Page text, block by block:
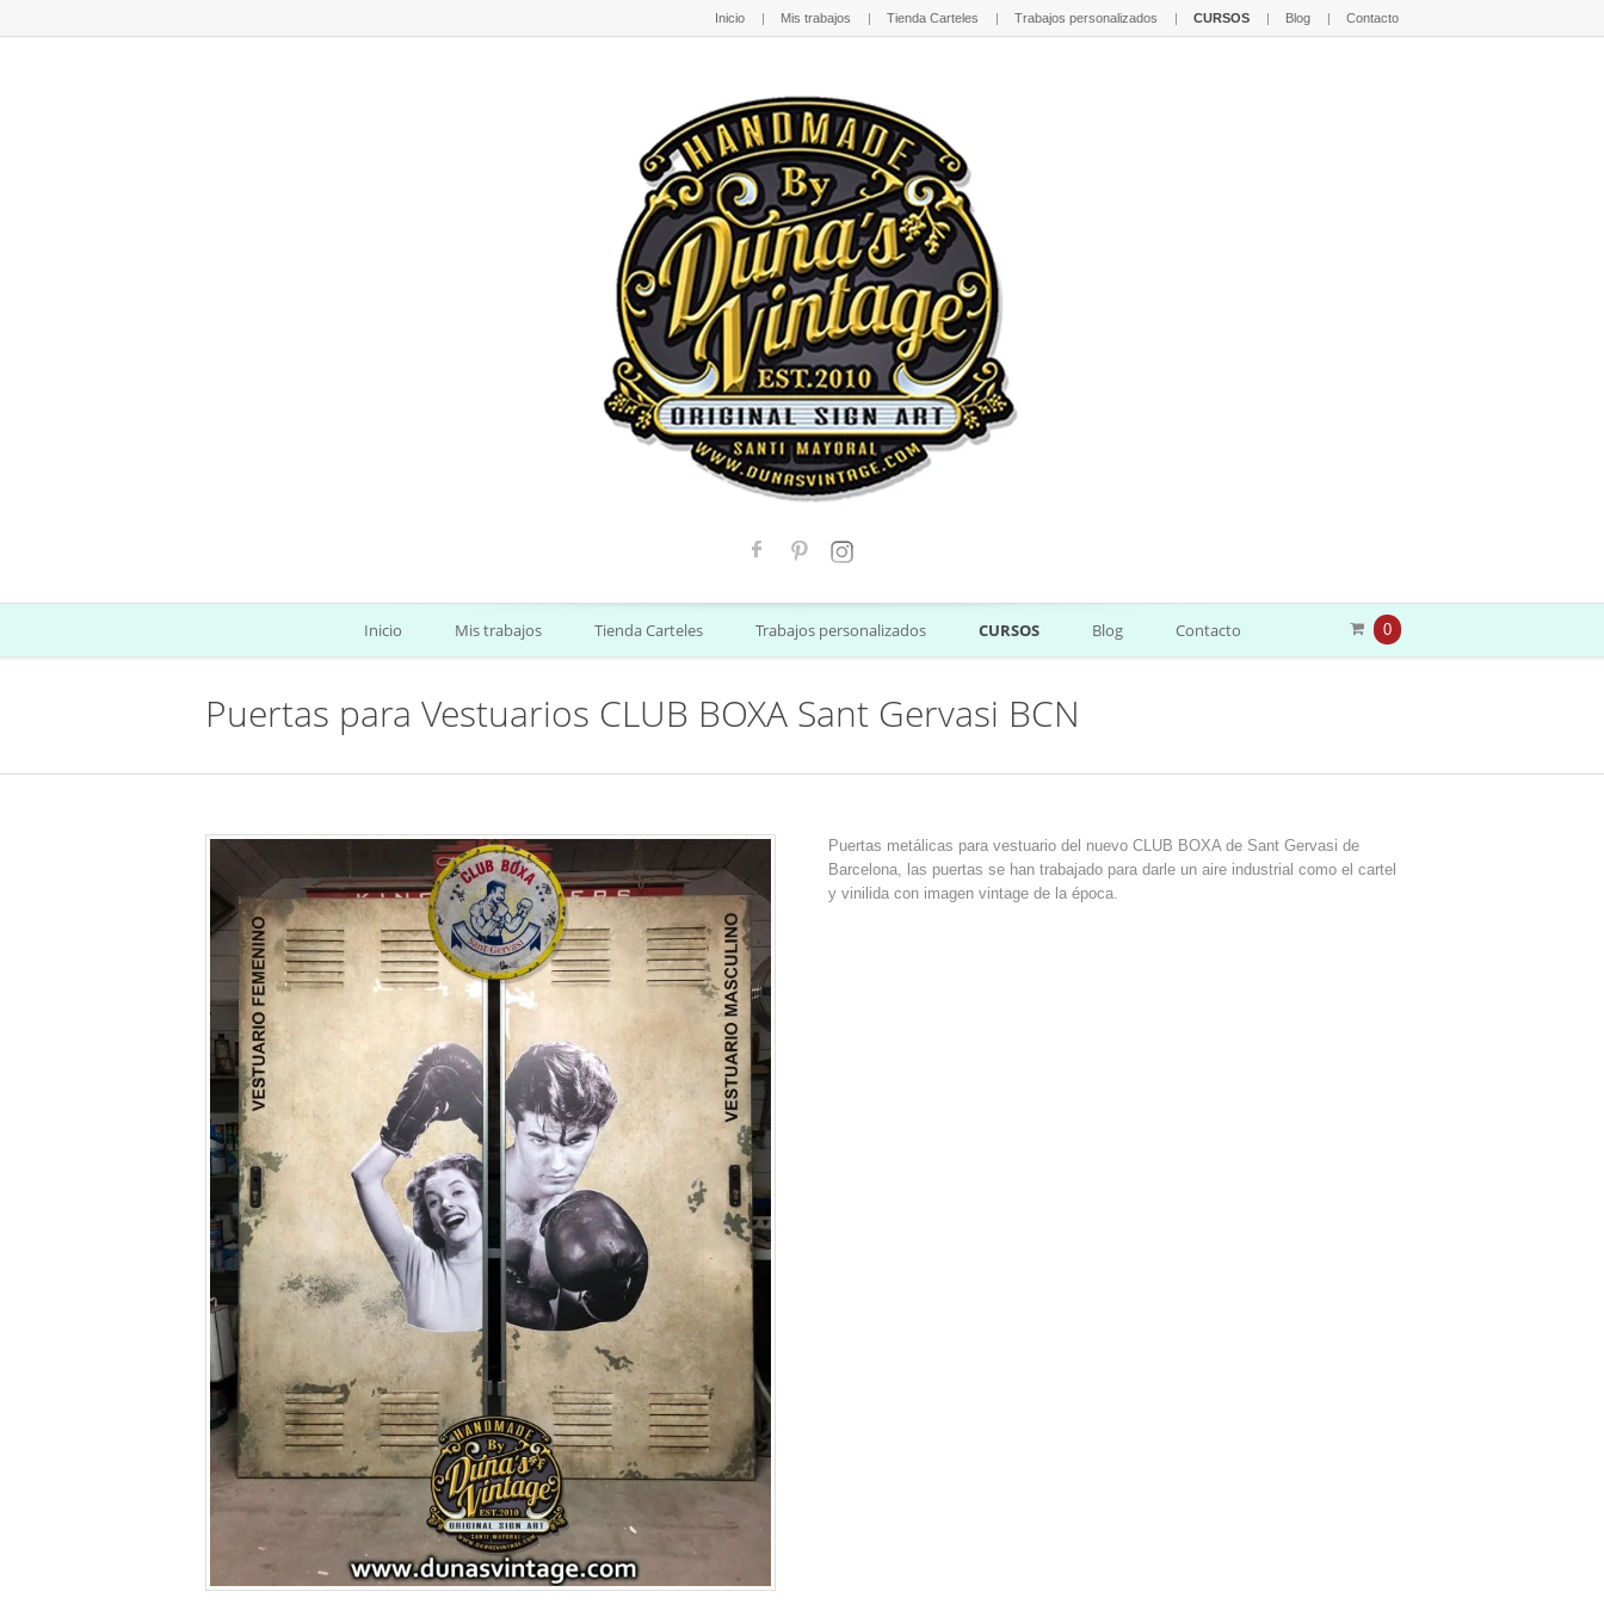
Inicio Mis trabajos Tienda Carteles Trabajos personalizados CURSOS Blog Contacto
0
Inicio Mis trabajos Tienda Carteles Trabajos personalizados CURSOS Blog Contacto
Puertas para Vestuarios CLUB BOXA Sant Gervasi BCN
Puertas metálicas para vestuario del nuevo CLUB BOXA de Sant Gervasi de
Barcelona, las puertas se han trabajado para darle un aire industrial como el cartel
y vinilida con imagen vintage de la época.